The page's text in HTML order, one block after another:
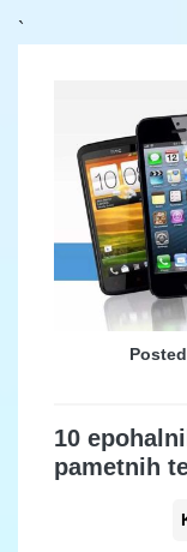
`
10
pametnih